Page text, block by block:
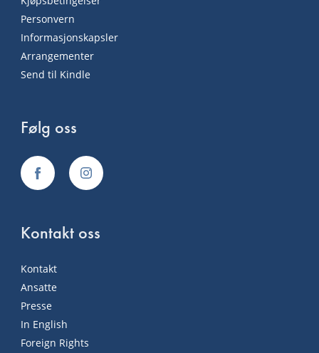
Personvern
Informasjonskapsler
Arrangementer
Send til Kindle
Følg oss
Kontakt oss
Kontakt
Ansatte
Presse
In English
Foreign Rights